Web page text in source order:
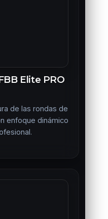
Elite PRO
de las rondas de
enfoque dinámico